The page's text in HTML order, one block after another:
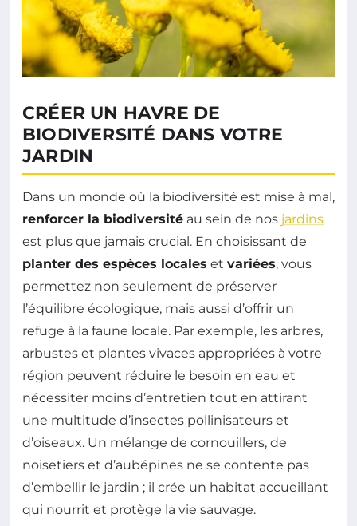
CRÉER UN HAVRE DE
BIODIVERSITÉ DANS VOTRE
JARDIN
Dans un monde où la biodiversité est mise à mal,
renforcer la biodiversité au sein de nos jardins
est plus que jamais crucial. En choisissant de
planter des espèces locales et variées, vous
permettez non seulement de préserver
l’équilibre écologique, mais aussi d’offrir un
refuge à la faune locale. Par exemple, les arbres,
arbustes et plantes vivaces appropriées à votre
région peuvent réduire le besoin en eau et
nécessiter moins d’entretien tout en attirant
une multitude d’insectes pollinisateurs et
d’oiseaux. Un mélange de cornouillers, de
noisetiers et d’aubépines ne se contente pas
d’embellir le jardin ; il crée un habitat accueillant
qui nourrit et protège la vie sauvage.